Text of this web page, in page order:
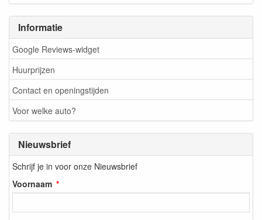
Informatie
Google Reviews-widget
Huurprijzen
Contact en openingstijden
Voor welke auto?
Nieuwsbrief
Schrijf je in voor onze Nieuwsbrief
Voornaam